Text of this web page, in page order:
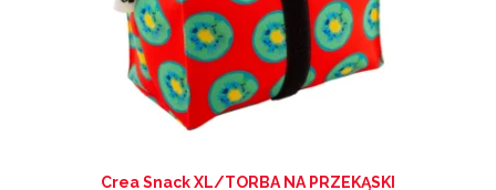
Crea Snack XL/TORBA NA PRZEKĄSKI